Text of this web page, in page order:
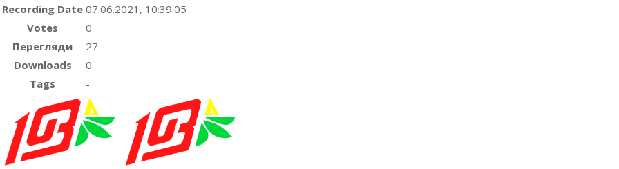
Recording Date 07.06.2021, 10:39:05
Votes
0
Перегляди
27
Downloads
0
Tags
-